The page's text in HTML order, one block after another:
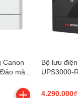
Canon
mặt/
Bộ lưu
UPS3000-R
4.290.000₫